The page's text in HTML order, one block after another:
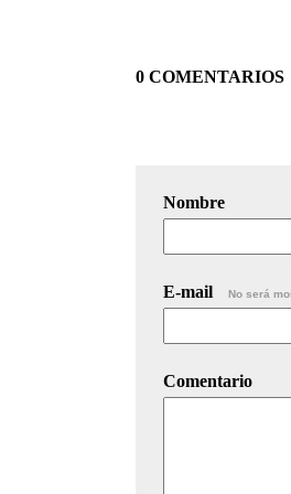
0 COMENTARIOS
Nombre
E-mail No será
Comentario